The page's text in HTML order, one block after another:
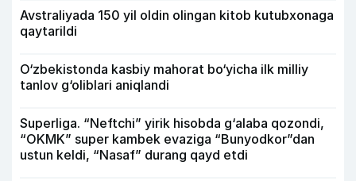
Avstraliyada 150 yil oldin olingan kitob kutubxonaga
qaytarildi
O‘zbekistonda kasbiy mahorat bo‘yicha ilk milliy
tanlov g‘oliblari aniqlandi
Superliga. “Neftchi” yirik hisobda g‘alaba qozondi,
“OKMK” super kambek evaziga “Bunyodkor”dan
ustun keldi, “Nasaf” durang qayd etdi